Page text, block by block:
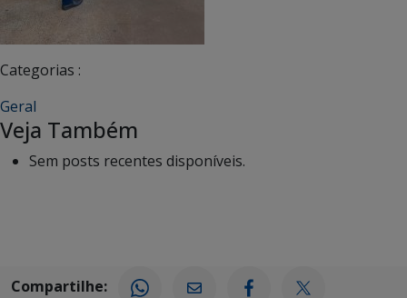
Categorias :
Geral
Veja Também
Sem posts recentes disponíveis.
Compartilhe: